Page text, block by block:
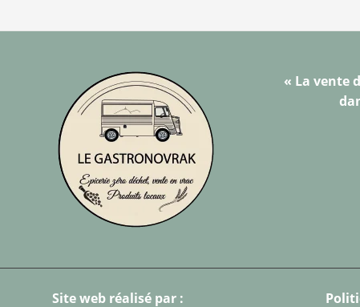
« La vente
Site web réalisé par :